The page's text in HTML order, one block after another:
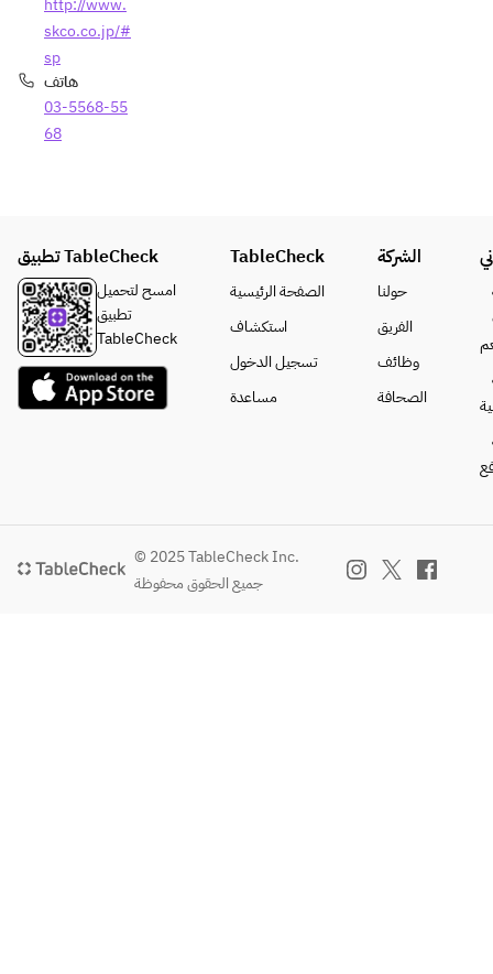
http://www.
skco.co.jp/#
sp
هاتف
03-5568-55
68
تطبيق TableCheck
امسح لتحميل
تطبيق
TableCheck
TableCheck
الصفحة الرئيسية
استكشاف
تسجيل الدخول
مساعدة
الشركة
حولنا
الفريق
وظائف
الصحافة
© 2025 TableCheck Inc.
جميع الحقوق محفوظة